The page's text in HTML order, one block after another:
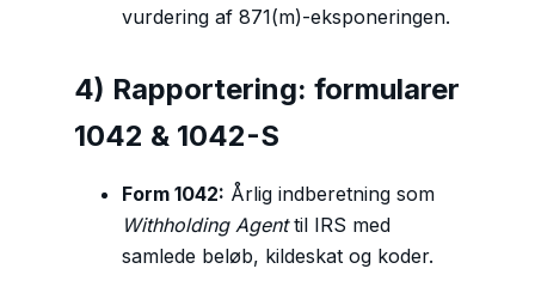
vurdering af 871(m)-eksponeringen.
4) Rapportering: formularer
1042 & 1042-S
Form 1042: Årlig indberetning som
Withholding Agenttil IRS med
samlede beløb, kildeskat og koder.